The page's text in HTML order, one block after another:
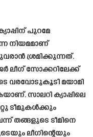
പുറമേ
നിയമമാണ്
ശ്രമിക്കുന്നത്.
ലീഗ് സോക്കറിലേക്ക്
വരവോടുകൂടി മയാമി
സാലറി ക്യാപ്പിലെ
ടീമുകൾക്കും
തങ്ങളുടെ ടീമിനെ
ലീഗിന്റെയും